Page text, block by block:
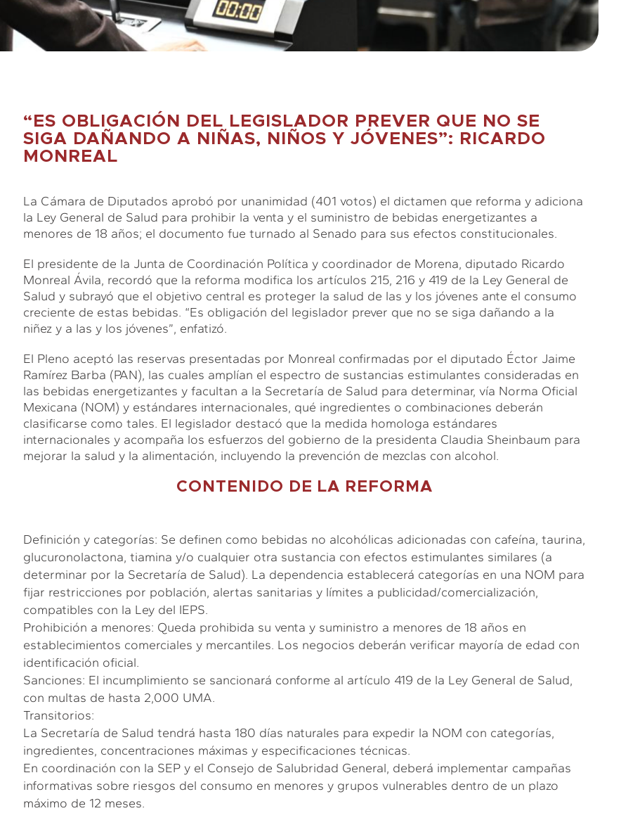
“ES OBLIGACIÓN DEL LEGISLADOR PREVER QUE NO SE
SIGA DAÑANDO A NIÑAS, NIÑOS Y JÓVENES”: RICARDO
MONREAL
La Cámara de Diputados aprobó por unanimidad (401 votos) el dictamen que reforma y adiciona
la Ley General de Salud para prohibir la venta y el suministro de bebidas energetizantes a
menores de 18 años; el documento fue turnado al Senado para sus efectos constitucionales.
El presidente de la Junta de Coordinación Política y coordinador de Morena, diputado Ricardo
Monreal Ávila, recordó que la reforma modifica los artículos 215, 216 y 419 de la Ley General de
Salud y subrayó que el objetivo central es proteger la salud de las y los jóvenes ante el consumo
creciente de estas bebidas. “Es obligación del legislador prever que no se siga dañando a la
niñez y a las y los jóvenes”, enfatizó.
El Pleno aceptó las reservas presentadas por Monreal confirmadas por el diputado Éctor Jaime
Ramírez Barba (PAN), las cuales amplían el espectro de sustancias estimulantes consideradas en
las bebidas energetizantes y facultan a la Secretaría de Salud para determinar, vía Norma Oficial
Mexicana (NOM) y estándares internacionales, qué ingredientes o combinaciones deberán
clasificarse como tales. El legislador destacó que la medida homologa estándares
internacionales y acompaña los esfuerzos del gobierno de la presidenta Claudia Sheinbaum para
mejorar la salud y la alimentación, incluyendo la prevención de mezclas con alcohol.
CONTENIDO DE LA REFORMA
Definición y categorías: Se definen como bebidas no alcohólicas adicionadas con cafeína, taurina,
glucuronolactona, tiamina y/o cualquier otra sustancia con efectos estimulantes similares (a
determinar por la Secretaría de Salud). La dependencia establecerá categorías en una NOM para
fijar restricciones por población, alertas sanitarias y límites a publicidad/comercialización,
compatibles con la Ley del IEPS.
Prohibición a menores: Queda prohibida su venta y suministro a menores de 18 años en
establecimientos comerciales y mercantiles. Los negocios deberán verificar mayoría de edad con
identificación oficial.
Sanciones: El incumplimiento se sancionará conforme al artículo 419 de la Ley General de Salud,
con multas de hasta 2,000 UMA.
Transitorios:
La Secretaría de Salud tendrá hasta 180 días naturales para expedir la NOM con categorías,
ingredientes, concentraciones máximas y especificaciones técnicas.
En coordinación con la SEP y el Consejo de Salubridad General, deberá implementar campañas
informativas sobre riesgos del consumo en menores y grupos vulnerables dentro de un plazo
máximo de 12 meses.